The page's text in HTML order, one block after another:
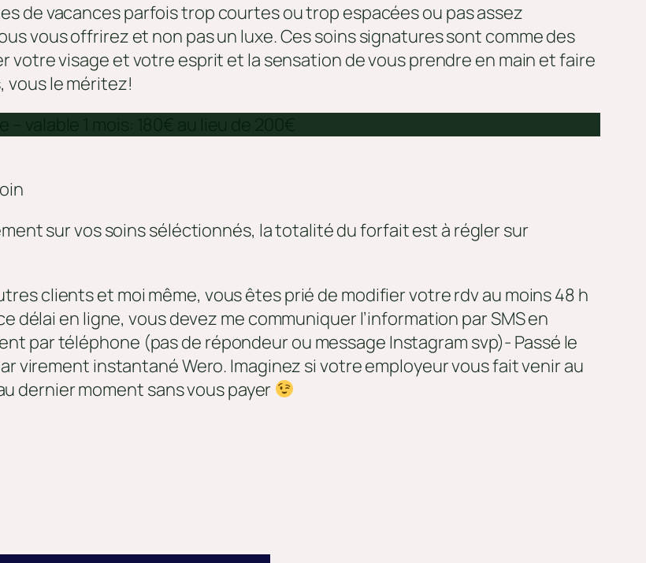
de vacances parfois trop courtes ou trop espacées ou pas assez
vous offrirez et non pas un luxe. Ces soins signatures sont comme des
visage et votre esprit et la sensation de vous prendre en main et faire
vous le méritez!
sur vos soins séléctionnés, la totalité du forfait est à régler sur
clients et moi même, vous êtes prié de modifier votre rdv au moins 48 h
délai en ligne, vous devez me communiquer l’information par SMS en
par téléphone (pas de répondeur ou message Instagram svp)- Passé le
virement instantané Wero. Imaginez si votre employeur vous fait venir au
dernier moment sans vous payer